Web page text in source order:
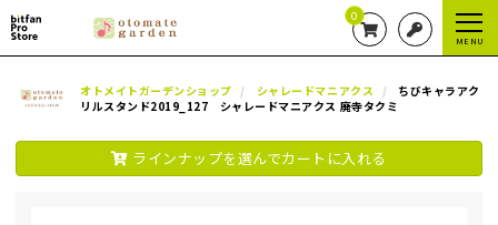
0
MENU
オトメイトガーデンショップ シャレードマニアクス
ちびキャラアク
リルスタンド2019_127 シャレードマニアクス 廃寺タクミ
ラインナップを選んでカートに入れる